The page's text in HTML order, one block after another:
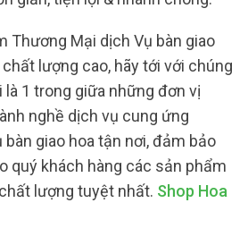
Thương Mại dịch Vụ bàn giao
lượng cao, hãy tới với chúng
1 trong giữa những đơn vị
nghề dịch vụ cung ứng
giao hoa tận nơi, đảm bảo
quý khách hàng các sản phẩm
lượng tuyệt nhất. Shop Hoa